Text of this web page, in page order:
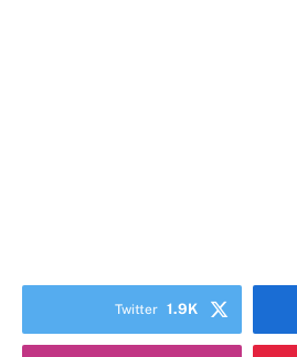
Twitter 1.9K